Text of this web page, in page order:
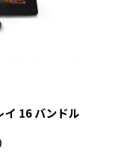
16 バンドル